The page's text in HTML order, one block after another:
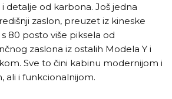
detalje od karbona. Još jedna
zaslon, preuzet iz kineske
80 posto više piksela od
zaslona iz ostalih Modela Y i
Sve to čini kabinu modernijom i
ali i funkcionalnijom.